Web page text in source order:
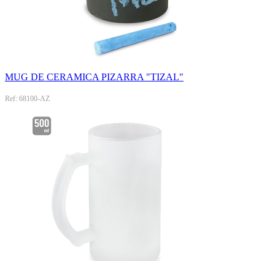
MUG DE CERAMICA PIZARRA "TIZAL"
Ref: 68100-AZ